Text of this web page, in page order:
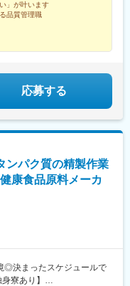
」が叶います
品質管理職
応募する
ンパク質の精製作業
康食品原料メーカ
◎決まったスケジュールで
寮あり】